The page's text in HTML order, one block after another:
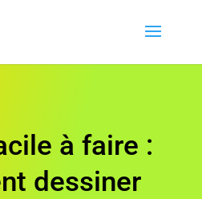
à faire :
dessiner